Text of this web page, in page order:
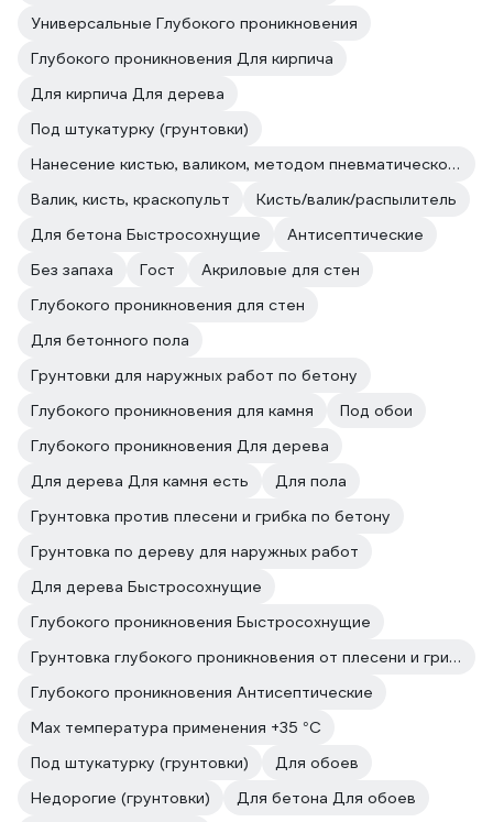
Универсальные Глубокого проникновения
Глубокого проникновения Для кирпича
Для кирпича Для дерева
Под штукатурку (грунтовки)
Нанесение кистью, валиком, методом пневматического и безвоздушного распыления.
Валик, кисть, краскопульт
Кисть/валик/распылитель
Для бетона Быстросохнущие
Антисептические
Без запаха
Гост
Акриловые для стен
Глубокого проникновения для стен
Для бетонного пола
Грунтовки для наружных работ по бетону
Глубокого проникновения для камня
Под обои
Глубокого проникновения Для дерева
Для дерева Для камня есть
Для пола
Грунтовка против плесени и грибка по бетону
Грунтовка по дереву для наружных работ
Для дерева Быстросохнущие
Глубокого проникновения Быстросохнущие
Грунтовка глубокого проникновения от плесени и грибка
Глубокого проникновения Антисептические
Max температура применения +35 °С
Под штукатурку (грунтовки)
Для обоев
Недорогие (грунтовки)
Для бетона Для обоев